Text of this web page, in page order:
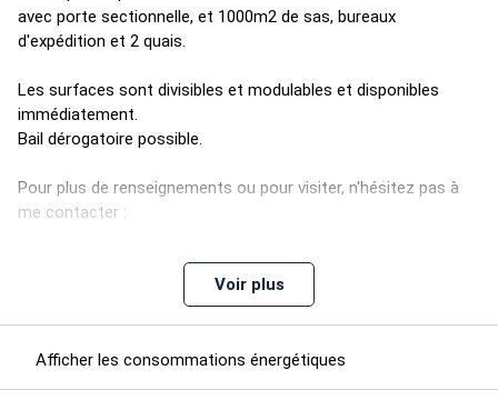
avec porte sectionnelle, et 1000m2 de sas, bureaux
d'expédition et 2 quais.
Les surfaces sont divisibles et modulables et disponibles
immédiatement.
Bail dérogatoire possible.
Pour plus de renseignements ou pour visiter, n'hésitez pas à
me contacter :
[email protected]
Voir plus
Afficher les consommations énergétiques